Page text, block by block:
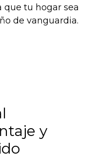
que tu hogar sea
de vanguardia.
y